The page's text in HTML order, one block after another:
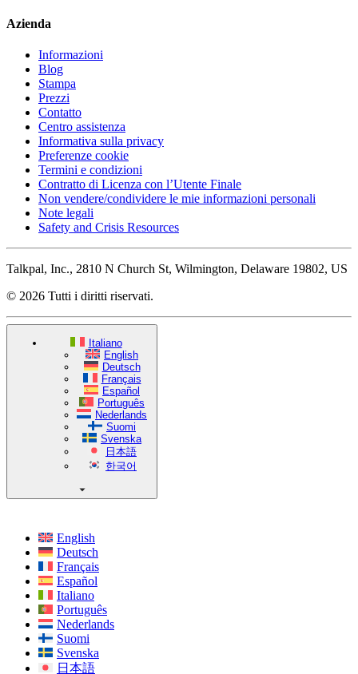
Azienda
Informazioni
Blog
Stampa
Prezzi
Contatto
Centro assistenza
Informativa sulla privacy
Preferenze cookie
Termini e condizioni
Contratto di Licenza con l’Utente Finale
Non vendere/condividere le mie informazioni personali
Note legali
Safety and Crisis Resources
Talkpal, Inc., 2810 N Church St, Wilmington, Delaware 19802, US
© 2026 Tutti i diritti riservati.
Italiano
English
Deutsch
Français
Español
Português
Nederlands
Suomi
Svenska
日本語
한국어
English
Deutsch
Français
Español
Italiano
Português
Nederlands
Suomi
Svenska
日本語